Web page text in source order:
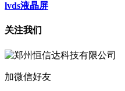
lvds液晶屏
关注我们
加微信好友